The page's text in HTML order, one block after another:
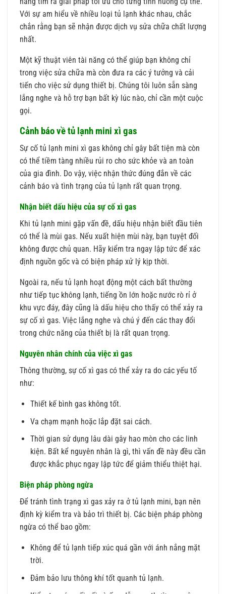
Với sự am hiểu về nhiều loại tủ lạnh khác nhau, chắc
chắn rằng bạn sẽ nhận được dịch vụ sửa chữa chất lượng
nhất.
Một kỹ thuật viên tài năng có thể giúp bạn không chỉ
trong việc sửa chữa mà còn đưa ra các ý tưởng và cải
tiến cho việc sử dụng thiết bị. Chúng tôi luôn sẵn sàng
lắng nghe và hỗ trợ bạn bất kỳ lúc nào, chỉ cần một cuộc
gọi.
Cảnh báo về tủ lạnh mini xì gas
Sự cố tủ lạnh mini xì gas không chỉ gây bất tiện mà còn
có thể tiềm tàng nhiều rủi ro cho sức khỏe và an toàn
của gia đình. Do vậy, việc nhận thức đúng đắn về các
cảnh báo và tình trạng của tủ lạnh rất quan trọng.
Nhận biết dấu hiệu của sự cố xì gas
Khi tủ lạnh mini gặp vấn đề, dấu hiệu nhận biết đầu tiên
có thể là mùi gas. Nếu xuất hiện mùi này, bạn tuyệt đối
không được chủ quan. Hãy kiểm tra ngay lập tức để xác
định nguồn gốc và có biện pháp xử lý kịp thời.
Ngoài ra, nếu tủ lạnh hoạt động một cách bất thường
như tiếp tục không lạnh, tiếng ồn lớn hoặc nước rò rỉ ở
khu vực đáy, đây cũng là dấu hiệu cho thấy có thể xảy ra
sự cố xì gas. Việc lắng nghe và chú ý đến các thay đổi
trong chức năng của thiết bị là rất quan trọng.
Nguyên nhân chính của việc xì gas
Thông thường, sự cố xì gas có thể xảy ra do các yếu tố
như:
Thiết kế bình gas không tốt.
Va chạm mạnh hoặc lắp đặt sai cách.
Thời gian sử dụng lâu dài gây hao mòn cho các linh
kiện. Bất kể nguyên nhân là gì, thì vấn đề này đều cần
được khắc phục ngay lập tức để giảm thiểu thiệt hại.
Biện pháp phòng ngừa
Để tránh tình trạng xì gas xảy ra ở tủ lạnh mini, bạn nên
định kỳ kiểm tra và bảo trì thiết bị. Các biện pháp phòng
ngừa có thể bao gồm:
Không để tủ lạnh tiếp xúc quá gần với ánh nắng mặt
trời.
Đảm bảo lưu thông khí tốt quanh tủ lạnh.